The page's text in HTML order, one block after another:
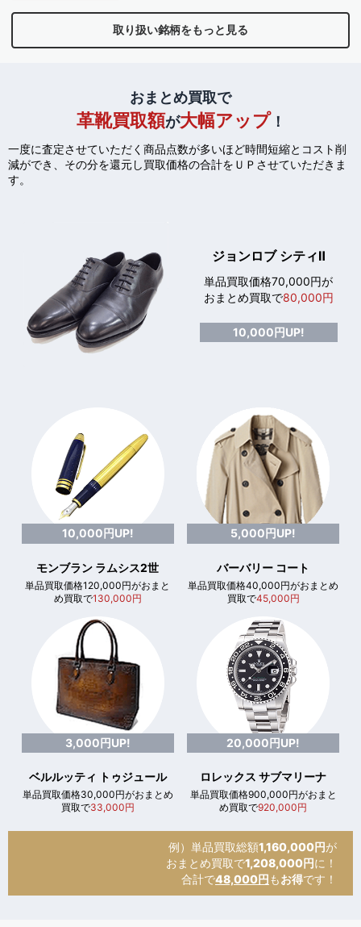
取り扱い銘柄をもっと見る
おまとめ買取で
革靴買取額が大幅アップ！
一度に査定させていただく商品点数が多いほど時間短縮とコスト削
減ができ、 その分を還元し買取価格の合計をＵＰさせていただきま
す。
ジョンロブ シティⅡ
単品買取価格70,000円が
おまとめ買取で80,000円
10,000円UP!
10,000円UP!
モンブラン ラムシス2世
単品買取価格120,000円がおまと
め買取で130,000円
5,000円UP!
バーバリー コート
単品買取価格40,000円がおまとめ
買取で45,000円
3,000円UP!
ベルルッティ トゥジュール
単品買取価格30,000円がおまとめ
買取で33,000円
20,000円UP!
ロレックス サブマリーナ
単品買取価格900,000円がおまと
め買取で920,000円
例）単品買取総額1,160,000円が
おまとめ買取で1,208,000円に！
合計で48,000円 もお得です！